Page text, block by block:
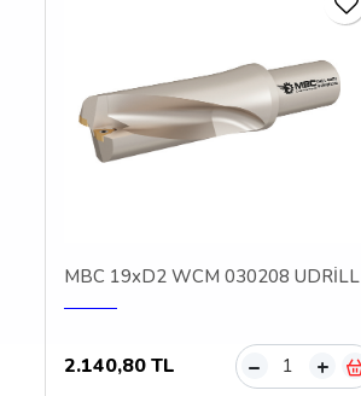
MBC 19xD2 WCM 030208 UDRİLL
2.140,80 TL – +